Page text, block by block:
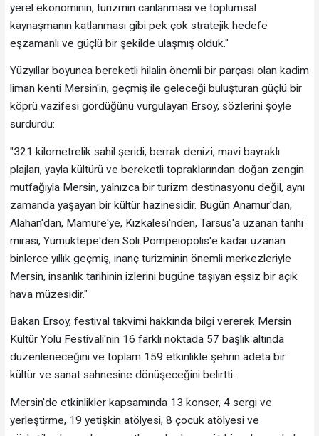
yerel ekonominin, turizmin canlanması ve toplumsal
kaynaşmanın katlanması gibi pek çok stratejik hedefe
eşzamanlı ve güçlü bir şekilde ulaşmış olduk."
Yüzyıllar boyunca bereketli hilalin önemli bir parçası olan kadim
liman kenti Mersin'in, geçmiş ile geleceği buluşturan güçlü bir
köprü vazifesi gördüğünü vurgulayan Ersoy, sözlerini şöyle
sürdürdü:
"321 kilometrelik sahil şeridi, berrak denizi, mavi bayraklı
plajları, yayla kültürü ve bereketli topraklarından doğan zengin
mutfağıyla Mersin, yalnızca bir turizm destinasyonu değil, aynı
zamanda yaşayan bir kültür hazinesidir. Bugün Anamur'dan,
Alahan'dan, Mamure'ye, Kızkalesi'nden, Tarsus'a uzanan tarihi
mirası, Yumuktepe'den Soli Pompeiopolis'e kadar uzanan
binlerce yıllık geçmiş, inanç turizminin önemli merkezleriyle
Mersin, insanlık tarihinin izlerini bugüne taşıyan eşsiz bir açık
hava müzesidir."
Bakan Ersoy, festival takvimi hakkında bilgi vererek Mersin
Kültür Yolu Festivali'nin 16 farklı noktada 57 başlık altında
düzenleneceğini ve toplam 159 etkinlikle şehrin adeta bir
kültür ve sanat sahnesine dönüşeceğini belirtti.
Mersin'de etkinlikler kapsamında 13 konser, 4 sergi ve
yerleştirme, 19 yetişkin atölyesi, 8 çocuk atölyesi ve